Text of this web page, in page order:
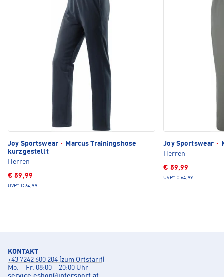
Joy Sportswear ·
Marcus Trainingshose
kurzgestellt
Herren
€ 59,99
UVP* € 64,99
Joy Sportswear ·
Herren
€ 59,99
UVP* € 64,99
KONTAKT
+43 7242 600 204 (zum Ortstarif)
Mo. – Fr. 08:00 – 20:00 Uhr
service.eshop@intersport.at